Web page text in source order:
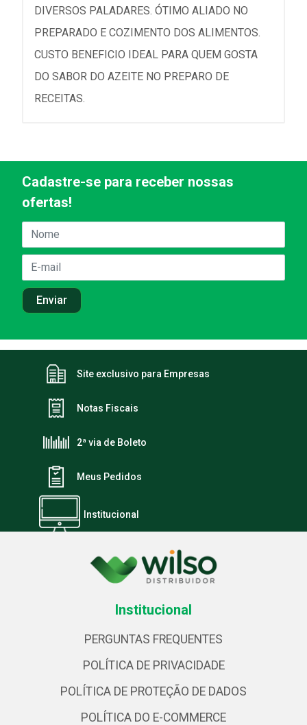
DIVERSOS PALADARES. ÓTIMO ALIADO NO
PREPARADO E COZIMENTO DOS ALIMENTOS.
CUSTO BENEFICIO IDEAL PARA QUEM GOSTA
DO SABOR DO AZEITE NO PREPARO DE
RECEITAS.
Cadastre-se para receber nossas
ofertas!
Site exclusivo para Empresas
Notas Fiscais
2ª via de Boleto
Meus Pedidos
Institucional
Institucional
PERGUNTAS FREQUENTES
POLÍTICA DE PRIVACIDADE
POLÍTICA DE PROTEÇÃO DE DADOS
POLÍTICA DO E-COMMERCE